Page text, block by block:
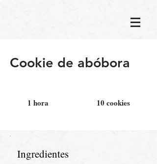
Cookie de abóbora
1 hora 10 cookies
Ingredientes